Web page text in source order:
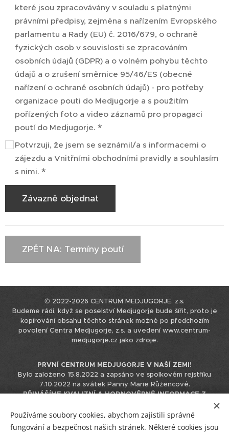
které jsou zpracovávány v souladu s platnými
právními předpisy, zejména s nařízením Evropského
parlamentu a Rady (EU) č. 2016/679, o ochraně
fyzických osob v souvislosti se zpracováním
osobních údajů (GDPR) a o volném pohybu těchto
údajů a o zrušení směrnice 95/46/ES (obecné
nařízení o ochraně osobních údajů) - pro potřeby
organizace pouti do Medjugorje a s použitím
pořízených foto a video záznamů pro propagaci
poutí do Medjugorje.
Potvrzuji, že jsem se seznámil/a s informacemi o
zájezdu a Vnitřními obchodními pravidly a souhlasím
s nimi.
Závazně objednat
ZPĚT NA: Termíny poutí
© 2022-2026 CENTRUM MEDJUGORJE, z.s.
Budeme rádi, když se poselství Medjugorje bude šířit, proto je
kopírování obsahu těchto stránek možné po předchozím
povolení Centra Medjugorje, z.s. a uvedení www.centrum-
medjugorje.cz jako zdroje.
PRVNÍ CENTRUM MEDJUGORJE V NAŠÍ ZEMI!
Bylo založeno 15.8.2022 a zapsáno ve spolkovém rejstříku
7.10.2022 na svátek Panny Marie Růžencové.
PŘINÁŠÍME KVALITNÍ A HODNOVĚRNÉ INFORMACE Z
Tyto informace čerpáme přímo z originálního
zdroje v chorvatštině, nepoužíváme k tomu podklady již
přeložené do jiných jazyků, čímž eliminujeme možnost zkreslení
Používáme soubory cookies, abychom zajistili správné
fungování a bezpečnost našich stránek. Některé cookies jsou